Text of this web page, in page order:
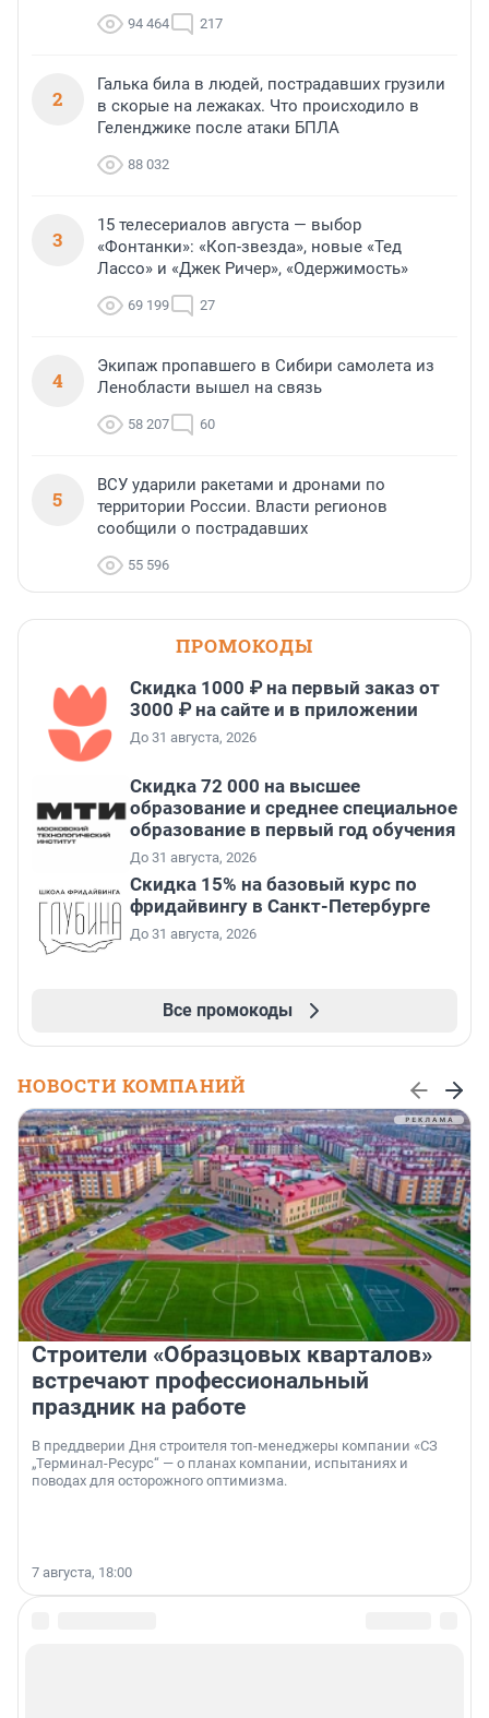
94 464 217
2
Галька била в людей, пострадавших грузили
в скорые на лежаках. Что происходило в
Геленджике после атаки БПЛА
88 032
3
15 телесериалов августа — выбор
«Фонтанки»: «Коп-звезда», новые «Тед
Лассо» и «Джек Ричер», «Одержимость»
69 199 27
4
Экипаж пропавшего в Сибири самолета из
Ленобласти вышел на связь
58 207 60
5
ВСУ ударили ракетами и дронами по
территории России. Власти регионов
сообщили о пострадавших
55 596
ПРОМОКОДЫ
Скидка 1000 ₽ на первый заказ от
3000 ₽ на сайте и в приложении
До 31 августа, 2026
Скидка 72 000 на высшее
образование и среднее специальное
образование в первый год обучения
До 31 августа, 2026
Скидка 15% на базовый курс по
фридайвингу в Санкт-Петербурге
До 31 августа, 2026
Все промокоды
НОВОСТИ КОМПАНИЙ
Строители «Образцовых кварталов»
встречают профессиональный
праздник на работе
В преддверии Дня строителя топ-менеджеры компании «СЗ
„Терминал-Ресурс“ — о планах компании, испытаниях и
поводах для осторожного оптимизма.
7 августа, 18:00